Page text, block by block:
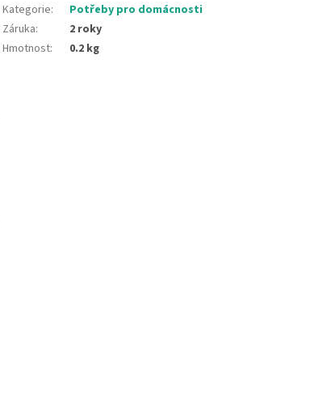
Kategorie:
Potřeby pro domácnosti
Záruka:
2 roky
Hmotnost: 0.2 kg